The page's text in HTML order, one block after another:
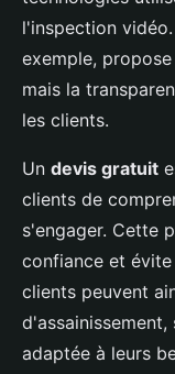
l'inspection
exemple,
mais la
les clients.
Un devis gratuit
clients de
s'engager. Cette
confiance et évite
clients peuvent
adaptée à leurs